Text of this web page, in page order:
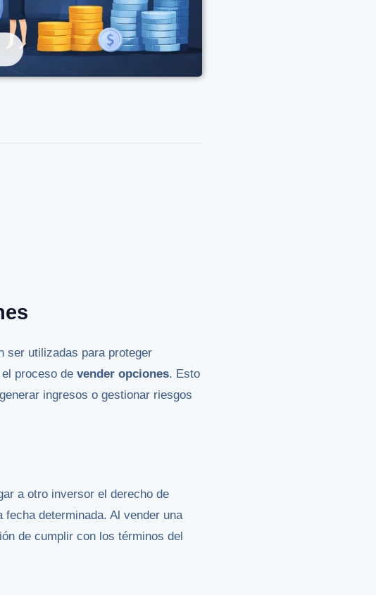
ser utilizadas para proteger
proceso de vender opciones. Esto
ingresos o gestionar riesgos
a otro inversor el derecho de
determinada. Al vender una
de cumplir con los términos del